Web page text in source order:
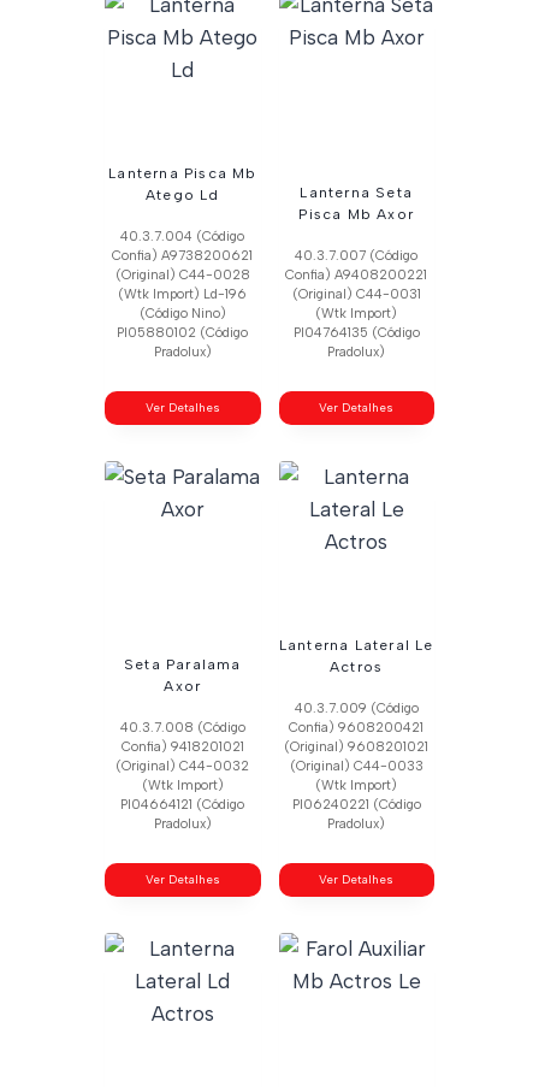
Lanterna Pisca Mb
Atego Ld
40.3.7.004 (Código
Confia) A9738200621
(Original) C44-0028
(Wtk Import) Ld-196
(Código Nino)
Pl05880102 (Código
Pradolux)
Ver Detalhes
Lanterna Seta
Pisca Mb Axor
40.3.7.007 (Código
Confia) A9408200221
(Original) C44-0031
(Wtk Import)
Pl04764135 (Código
Pradolux)
Ver Detalhes
Seta Paralama
Axor
40.3.7.008 (Código
Confia) 9418201021
(Original) C44-0032
(Wtk Import)
Pl04664121 (Código
Pradolux)
Ver Detalhes
Lanterna Lateral Le
Actros
40.3.7.009 (Código
Confia) 9608200421
(Original) 9608201021
(Original) C44-0033
(Wtk Import)
Pl06240221 (Código
Pradolux)
Ver Detalhes